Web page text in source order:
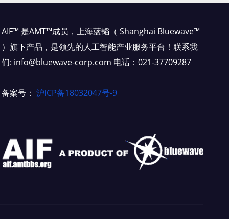
AIF™ 是AMT™成员，上海蓝韬（ Shanghai Bluewave™
）旗下产品，是领先的人工智能产业服务平台！联系我
们: info@bluewave-corp.com 电话：021-37709287
备案号：沪ICP备18032047号-9